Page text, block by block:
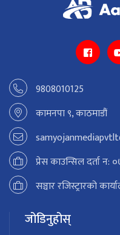
9808010125
कामनपा ९, काठमाडौं
प्रेस काउन्सिल दर्ता न:
सञ्चार रजिस्ट्रारको
जोडिनुहोस्